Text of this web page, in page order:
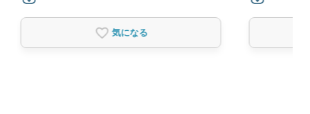
気になる